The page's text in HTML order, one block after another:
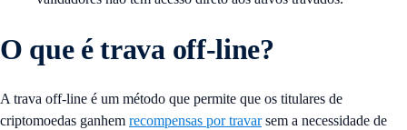
O que é trava off-line?
A trava off-line é um método que permite que os titulares de
criptomoedas ganhem recompensas por travarsem a necessidade de